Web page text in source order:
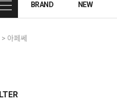
BRAND NEW
> 아페쎄